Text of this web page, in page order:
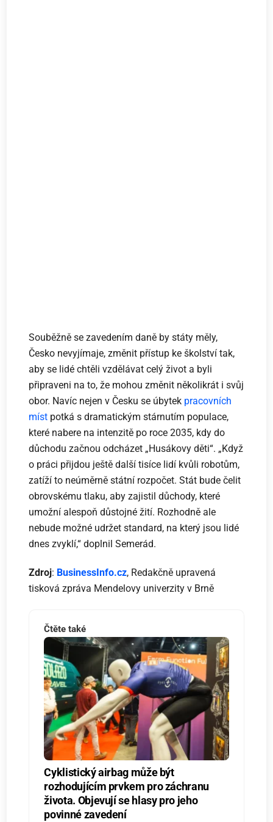
Souběžně se zavedením daně by státy měly,
Česko nevyjímaje, změnit přístup ke školství tak,
aby se lidé chtěli vzdělávat celý život a byli
připraveni na to, že mohou změnit několikrát i svůj
obor. Navíc nejen v Česku se úbytek pracovních
míst potká s dramatickým stárnutím populace,
které nabere na intenzitě po roce 2035, kdy do
důchodu začnou odcházet „Husákovy děti“. „Když
o práci přijdou ještě další tisíce lidí kvůli robotům,
zatíží to neúměrně státní rozpočet. Stát bude čelit
obrovskému tlaku, aby zajistil důchody, které
umožní alespoň důstojné žití. Rozhodně ale
nebude možné udržet standard, na který jsou lidé
dnes zvyklí,“ doplnil Semerád.
Zdroj: BusinessInfo.cz, Redakčně upravená
tisková zpráva Mendelovy univerzity v Brně
Čtěte také
Cyklistický airbag může být
rozhodujícím prvkem pro záchranu
života. Objevují se hlasy pro jeho
povinné zavedení